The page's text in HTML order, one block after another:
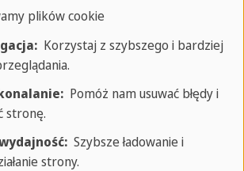
9:00 - 18:00 CEST
plików cookie
Korzystaj z szybszego i bardziej
Pomóż nam usuwać błędy i
stronę.
Szybsze ładowanie i
strony.